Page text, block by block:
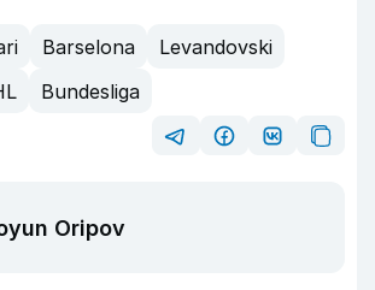
Barselona
Levandovski
Bundesliga
Oripov